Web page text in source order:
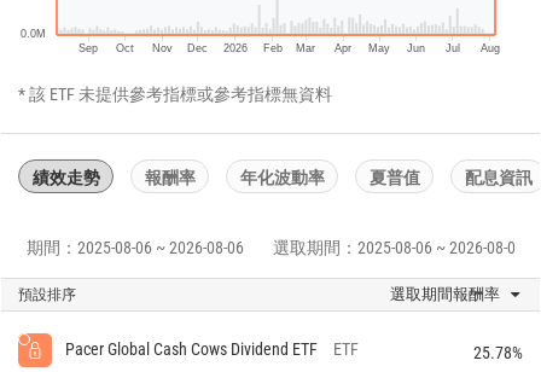
Sep Oct Nov Dec 2026 Feb Mar Apr May Jun Jul Aug
0.0M
* 該 ETF 未提供參考指標或參考指標無資料
績效走勢 報酬率 年化波動率 夏普值 配息資訊
期間：2025-08-06 ~ 2026-08-06 選取期間：2025-08-06 ~ 2026-08-06
預設排序 選取期間報酬率
Pacer Global Cash Cows Dividend ETF ETF 25.78%